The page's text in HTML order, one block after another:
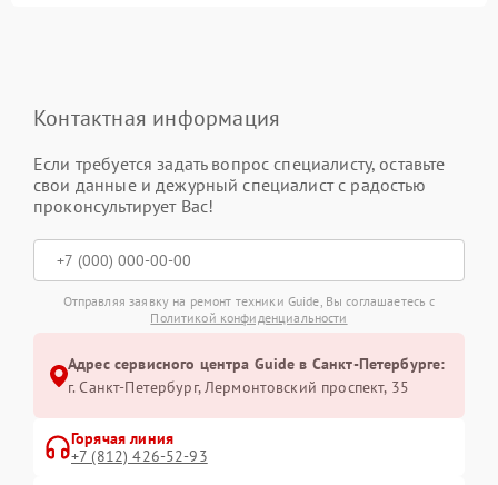
Контактная информация
Если требуется задать вопрос специалисту, оставьте
свои данные и дежурный специалист с радостью
проконсультирует Вас!
Отправляя заявку на ремонт техники Guide, Вы соглашаетесь с
Политикой конфиденциальности
Адрес сервисного центра Guide в Санкт-Петербурге:
г. Санкт-Петербург, Лермонтовский проспект, 35
Горячая линия
+7 (812) 426-52-93